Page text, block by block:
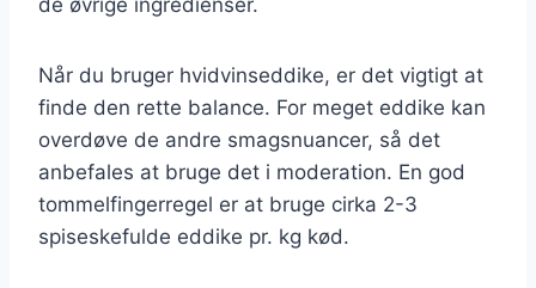
Når du bruger hvidvinseddike, er det vigtigt at
finde den rette balance. For meget eddike kan
overdøve de andre smagsnuancer, så det
anbefales at bruge det i moderation. En god
tommelfingerregel er at bruge cirka 2-3
spiseskefulde eddike pr. kg kød.